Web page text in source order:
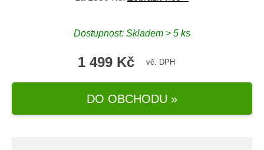
Dostupnost: Skladem > 5 ks
1 499 Kč vč. DPH
DO OBCHODU »